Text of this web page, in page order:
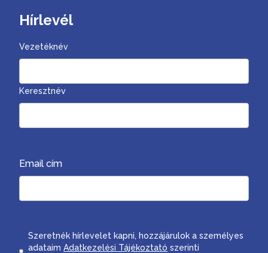
Hírlevél
Vezetéknév
Keresztnév
Email cím
Consent
Szeretnék hírlevelet kapni, hozzájárulok a személyes
adataimAdatkezelési Tájékoztató szerinti